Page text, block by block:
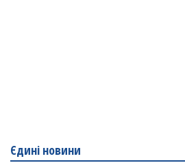
Єдині новини